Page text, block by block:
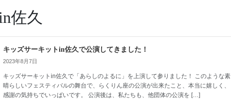
佐久
キッズサーキットin佐久で公演してきました！
2023年8月7日
キッズサーキットin佐久で「あらしのよるに」を上演して参りました！ このような素
晴らしいフェスティバルの舞台で、らくりん座の公演が出来たこと、本当に嬉しく、
感謝の気持ちでいっぱいです。 公演後は、私たちも、他団体の公演を […]